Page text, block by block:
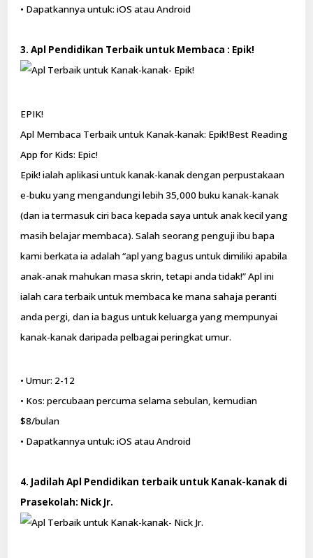
• Dapatkannya untuk: iOS atau Android
3. Apl Pendidikan Terbaik untuk Membaca : Epik!
EPIK!
Apl Membaca Terbaik untuk Kanak-kanak: Epik!Best Reading
App for Kids: Epic!
Epik! ialah aplikasi untuk kanak-kanak dengan perpustakaan
e-buku yang mengandungi lebih 35,000 buku kanak-kanak
(dan ia termasuk ciri baca kepada saya untuk anak kecil yang
masih belajar membaca). Salah seorang penguji ibu bapa
kami berkata ia adalah “apl yang bagus untuk dimiliki apabila
anak-anak mahukan masa skrin, tetapi anda tidak!” Apl ini
ialah cara terbaik untuk membaca ke mana sahaja peranti
anda pergi, dan ia bagus untuk keluarga yang mempunyai
kanak-kanak daripada pelbagai peringkat umur.
• Umur: 2-12
• Kos: percubaan percuma selama sebulan, kemudian
$8/bulan
• Dapatkannya untuk: iOS atau Android
4. Jadilah Apl Pendidikan terbaik untuk Kanak-kanak di
Prasekolah: Nick Jr.